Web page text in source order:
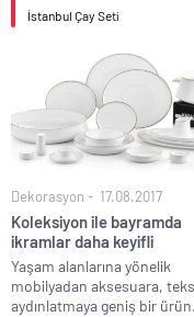
İstanbul Çay Seti
Dekorasyon 17.08.2017
Koleksiyon ile bayramda
ikramlar daha keyifli
Yaşam alanlarına yönelik
mobilyadan aksesuara,
aydınlatmaya geniş bir